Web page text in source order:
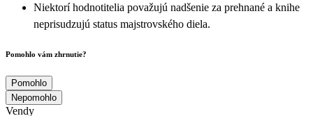
Niektorí hodnotitelia považujú nadšenie za prehnané a knihe
neprisudzujú status majstrovského diela.
Pomohlo vám zhrnutie?
Pomohlo
Nepomohlo
Vendy